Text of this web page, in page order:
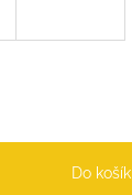
Do